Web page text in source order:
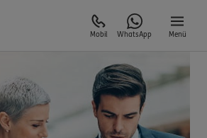
Mobil WhatsApp Menü